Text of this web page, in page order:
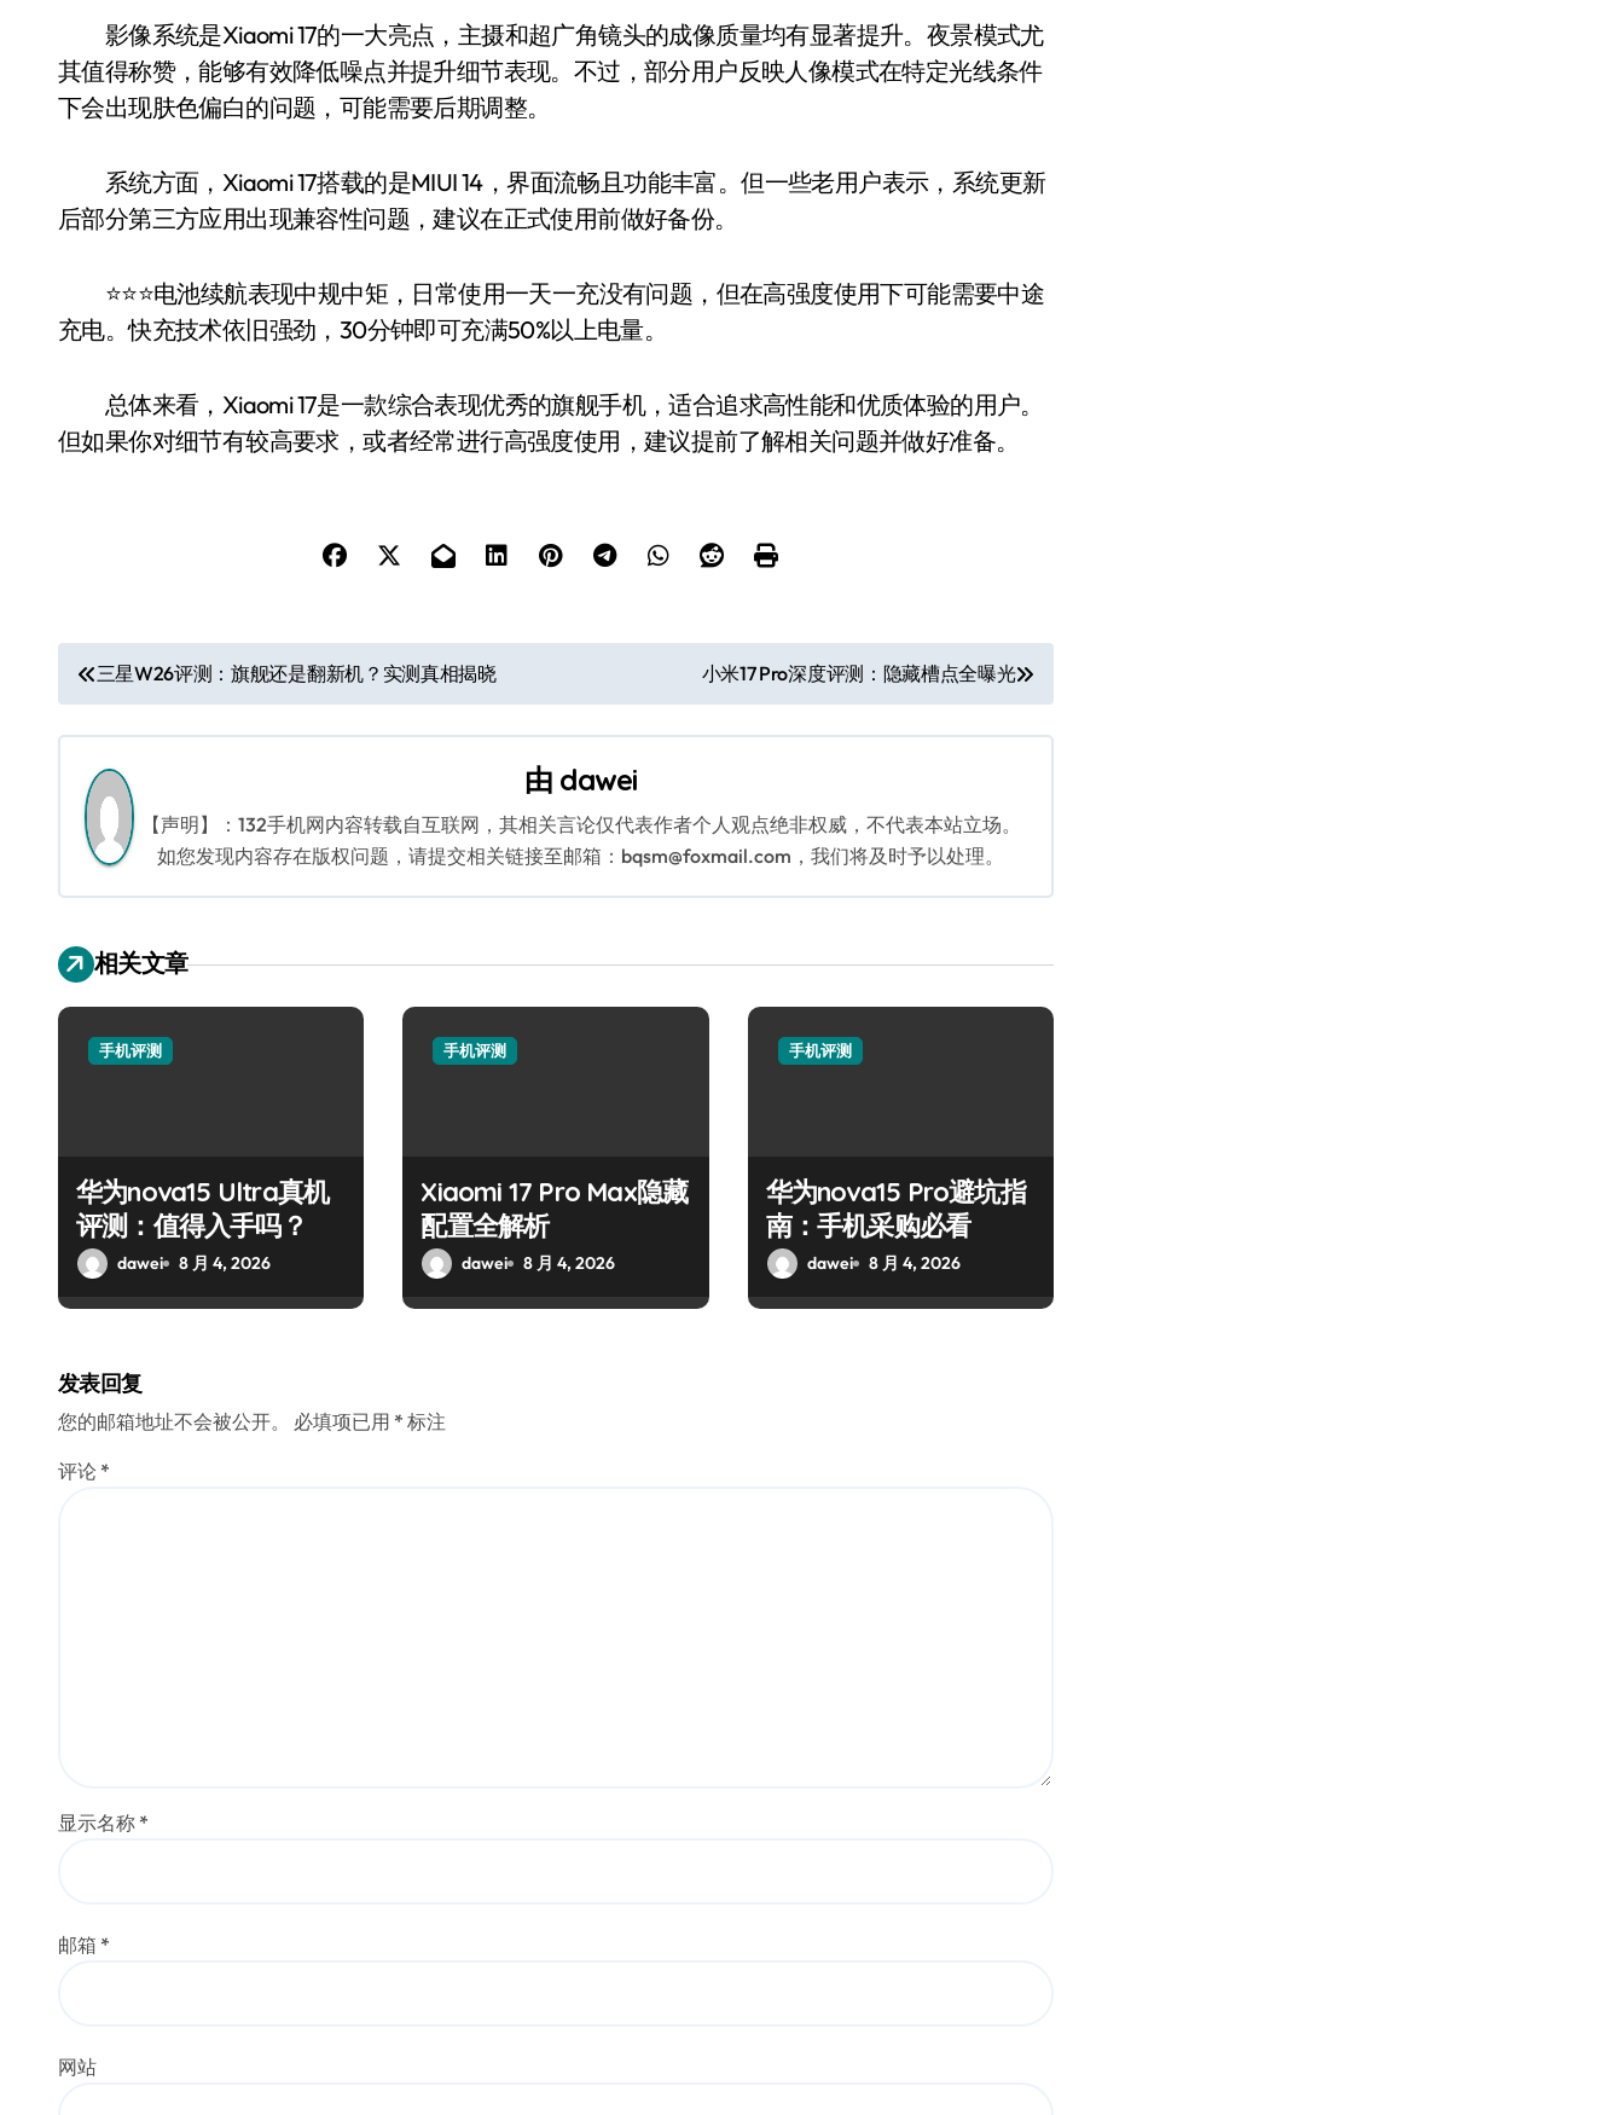
影像系统是Xiaomi 17的一大亮点，主摄和超广角镜头的成像质量均有显著提升。夜景模式尤
其值得称赞，能够有效降低噪点并提升细节表现。不过，部分用户反映人像模式在特定光线条件
下会出现肤色偏白的问题，可能需要后期调整。
系统方面，Xiaomi 17搭载的是MIUI 14，界面流畅且功能丰富。但一些老用户表示，系统更新
后部分第三方应用出现兼容性问题，建议在正式使用前做好备份。
⭐️⭐️⭐️电池续航表现中规中矩，日常使用一天一充没有问题，但在高强度使用下可能需要中途
充电。快充技术依旧强劲，30分钟即可充满50%以上电量。
总体来看，Xiaomi 17是一款综合表现优秀的旗舰手机，适合追求高性能和优质体验的用户。
但如果你对细节有较高要求，或者经常进行高强度使用，建议提前了解相关问题并做好准备。
文
章
导
航
三星W26评测：旗舰还是翻新机？实测真相揭晓 小米17 Pro深度评测：隐藏槽点全曝光
由 dawei
【声明】：132手机网内容转载自互联网，其相关言论仅代表作者个人观点绝非权威，不代表本站立场。
如您发现内容存在版权问题，请提交相关链接至邮箱：bqsm@foxmail.com，我们将及时予以处理。
相关文章
手机评测
华为nova15 Ultra真机
评测：值得入手吗？
dawei 8 月 4, 2026
手机评测
Xiaomi 17 Pro Max隐藏
配置全解析
dawei 8 月 4, 2026
手机评测
华为nova15 Pro避坑指
南：手机采购必看
dawei 8 月 4, 2026
发表回复
您的邮箱地址不会被公开。 必填项已用 * 标注
评论 *
显示名称 *
邮箱 *
网站